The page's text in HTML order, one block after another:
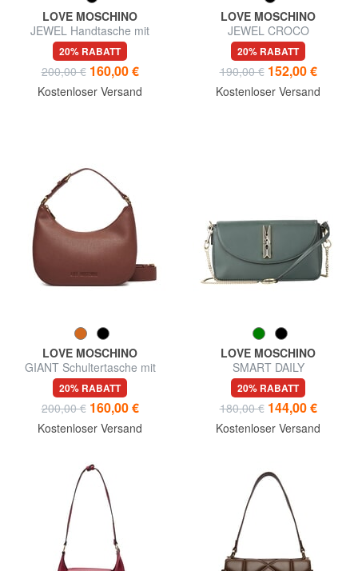
LOVE MOSCHINO
JEWEL Handtasche mit
Schulterriemen
20% RABATT
200,00 € 160,00 €
Kostenloser Versand
LOVE MOSCHINO
JEWEL CROCO
Einkaufstasche,
Umhängetasche
20% RABATT
190,00 € 152,00 €
Kostenloser Versand
LOVE MOSCHINO
GIANT Schultertasche mit
Schultergurt
20% RABATT
200,00 € 160,00 €
Kostenloser Versand
LOVE MOSCHINO
SMART DAILY
Umhängetasche
20% RABATT
180,00 € 144,00 €
Kostenloser Versand